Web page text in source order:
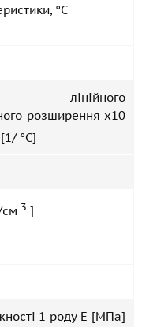
°С
лінійного
розширення x10
°С]
см 3 ]
1 роду Е [МПа]